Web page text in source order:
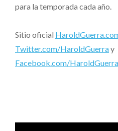
para la temporada cada año.
Sitio oficial
Twitter.com/HaroldGuerray
Facebook.com/